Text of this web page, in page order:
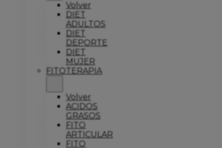
Volver
DIET
ADULTOS
DIET
DEPORTE
DIET
MUJER
FITOTERAPIA
Volver
ACIDOS
GRASOS
FITO
ARTICULAR
FITO